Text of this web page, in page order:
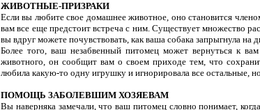
ЖИВОТНЫЕ-ПРИЗРАКИ
Если вы любите свое домашнее животное, оно становится
вам все еще предстоит встреча с ним. Существует множество
вы вдруг можете почувствовать, как ваша собака запрыгнула
Более того, ваш незабвенный питомец может вернуться к
животного, он сообщит вам о своем приходе тем, что
любила какую-то одну игрушку и игнорировала все остальные,
ПОМОЩЬ ЗАБОЛЕВШИМ ХОЗЯЕВАМ
Вы наверняка замечали, что ваш питомец словно понимает,